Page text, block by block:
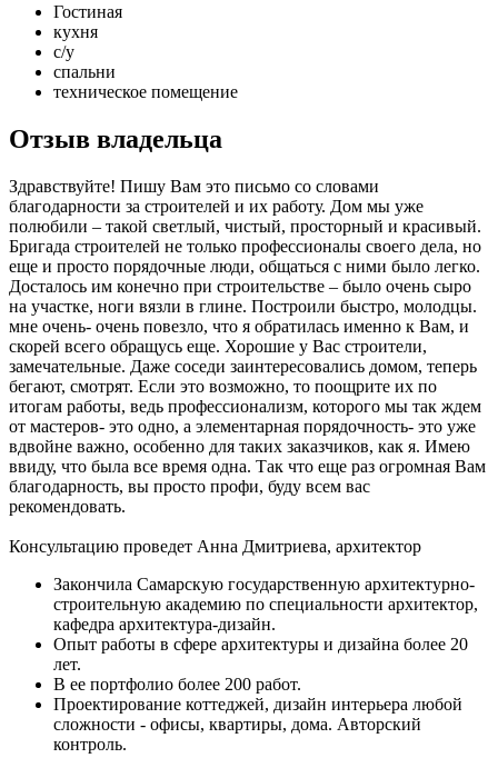
Гостиная
кухня
с/у
спальни
техническое помещение
Отзыв владельца
Здравствуйте! Пишу Вам это письмо со словами
благодарности за строителей и их работу. Дом мы уже
полюбили – такой светлый, чистый, просторный и красивый.
Бригада строителей не только профессионалы своего дела, но
еще и просто порядочные люди, общаться с ними было легко.
Досталось им конечно при строительстве – было очень сыро
на участке, ноги вязли в глине. Построили быстро, молодцы.
мне очень- очень повезло, что я обратилась именно к Вам, и
скорей всего обращусь еще. Хорошие у Вас строители,
замечательные. Даже соседи заинтересовались домом, теперь
бегают, смотрят. Если это возможно, то поощрите их по
итогам работы, ведь профессионализм, которого мы так ждем
от мастеров- это одно, а элементарная порядочность- это уже
вдвойне важно, особенно для таких заказчиков, как я. Имею
ввиду, что была все время одна. Так что еще раз огромная Вам
благодарность, вы просто профи, буду всем вас
рекомендовать.
Консультацию проведет Анна Дмитриева, архитектор
Закончила Самарскую государственную архитектурно-
строительную академию по специальности архитектор,
кафедра архитектура-дизайн.
Опыт работы в сфере архитектуры и дизайна более 20
лет.
В ее портфолио более 200 работ.
Проектирование коттеджей, дизайн интерьера любой
сложности - офисы, квартиры, дома. Авторский
контроль.